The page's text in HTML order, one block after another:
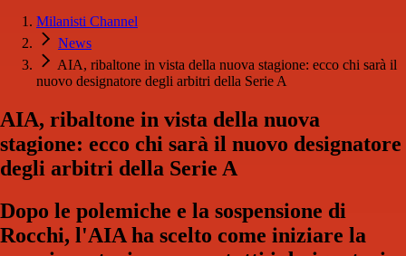
Milanisti Channel
News
AIA, ribaltone in vista della nuova stagione: ecco chi sarà il
nuovo designatore degli arbitri della Serie A
AIA, ribaltone in vista della nuova
stagione: ecco chi sarà il nuovo designatore
degli arbitri della Serie A
Dopo le polemiche e la sospensione di
Rocchi, l'AIA ha scelto come iniziare la